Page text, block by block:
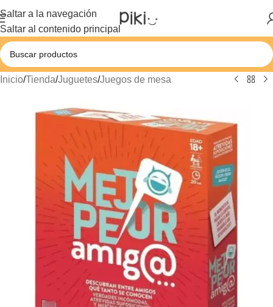
Saltar a la navegación
Saltar al contenido principal
Inicio/Tienda/Juguetes/Juegos de mesa